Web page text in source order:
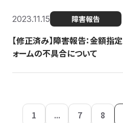
2023.11.15 障害報告
【修正済み】障害報告：金額指
ォームの不具合について
1 ... 7 8